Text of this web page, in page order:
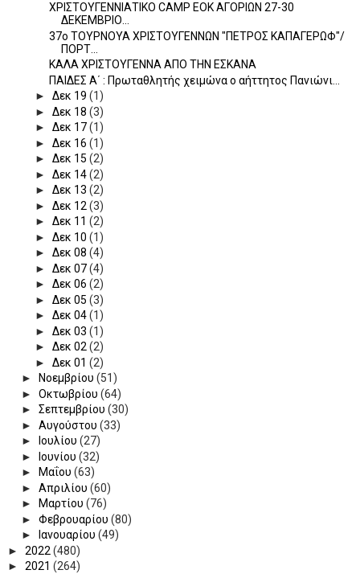
ΧΡΙΣΤΟΥΓΕΝΝΙΑΤΙΚΟ CAMP ΕΟΚ ΑΓΟΡΙΩΝ 27-30
ΔΕΚΕΜΒΡΙΟ...
37ο ΤΟΥΡΝΟΥΑ ΧΡΙΣΤΟΥΓΕΝΝΩΝ "ΠΕΤΡΟΣ ΚΑΠΑΓΕΡΩΦ"/
ΠΟΡΤ...
KAΛΑ ΧΡΙΣΤΟΥΓΕΝΝΑ ΑΠΟ ΤΗΝ ΕΣΚΑΝΑ
ΠΑΙΔΕΣ Α΄ : Πρωταθλητής χειμώνα ο αήττητος Πανιώνι...
► Δεκ 19 (1)
► Δεκ 18 (3)
► Δεκ 17(1)
► Δεκ 16 (1)
► Δεκ 15 (2)
► Δεκ 14(2)
► Δεκ 13 (2)
► Δεκ 12 (3)
► Δεκ 11 (2)
► Δεκ 10 (1)
► Δεκ 08 (4)
► Δεκ 07(4)
► Δεκ 06 (2)
► Δεκ 05 (3)
► Δεκ 04(1)
► Δεκ 03 (1)
► Δεκ 02(2)
► Δεκ 01 (2)
►
Νοεμβρίου (51)
► Οκτωβρίου (64)
► Σεπτεμβρίου (30)
► Αυγούστου (33)
►
Ιουλίου (27)
►
Ιουνίου (32)
►
Μαΐου (63)
► Απριλίου (60)
►
Μαρτίου (76)
► Φεβρουαρίου (80)
►
Ιανουαρίου (49)
► 2022 (480)
► 2021 (264)